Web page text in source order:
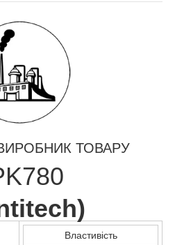
ТОВАРУ
)
Властивість